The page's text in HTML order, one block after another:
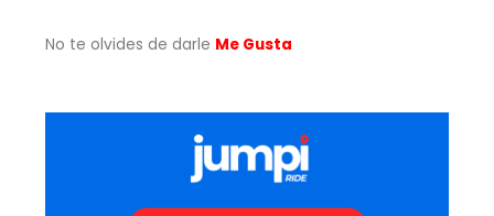
No te olvides de darle Me Gusta